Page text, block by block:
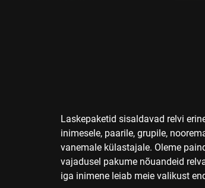
Laskepaketid sisaldavad relvi
inimesele, paarile, grupile,
vanemale külastajale. Oleme
vajadusel pakume nõuandeid
iga inimene leiab meie valikust